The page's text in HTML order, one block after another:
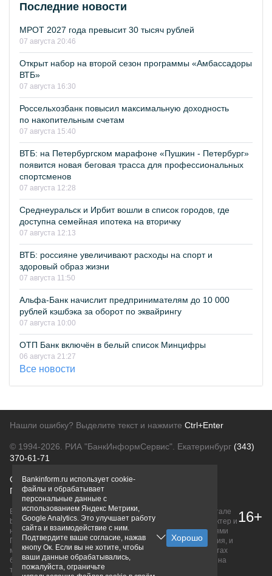
Последние новости
МРОТ 2027 года превысит 30 тысяч рублей
07 августа 20:46
Открыт набор на второй сезон программы «Амбассадоры
ВТБ»
07 августа 16:30
Россельхозбанк повысил максимальную доходность
по накопительным счетам
07 августа 15:40
ВТБ: на Петербургском марафоне «Пушкин - Петербург»
появится новая беговая трасса для профессиональных
спортсменов
07 августа 12:28
Среднеуральск и Ирбит вошли в список городов, где
доступна семейная ипотека на вторичку
07 августа 12:13
ВТБ: россияне увеличивают расходы на спорт и
здоровый образ жизни
07 августа 11:50
Альфа-Банк начислит предпринимателям до 10 000
рублей кэшбэка за оборот по эквайрингу
07 августа 10:00
ОТП Банк включён в белый список Минцифры
06 августа 21:27
Все новости
Нашли ошибку? Выделите текст и нажмите Ctrl+Enter
© 1994-2026. РИА "БанкИнформСервис". Екатеринбург (343)
370-61-71
О проектеПолитика конфиденциальности
Правовая информацияДля рекламодателей
Вся информация о продуктах банков, размещенная на портале
bankinform.ru, носит исключительно ознакомительный характер и
не является публичной офертой, определяемой положениями
ГК РФ. Информация не содержит точного и полного описания, и
может быть изменена. Конечные условия уточняйте на сайтах
банков или при личном обращении. Исключительное право на
товарные знаки принадлежит их правообладателям.
16+
Bankinform.ru использует cookie-
файлы и обрабатывает
персональные данные с
использованием Яндекс Метрики,
Google Analytics. Это улучшает работу
сайта и взаимодействие с ним.
Подтвердите ваше согласие, нажав
кнопу Ок. Если вы не хотите, чтобы
ваши данные обрабатывались,
пожалуйста, ограничьте